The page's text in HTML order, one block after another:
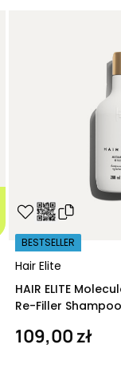
Hair Elite
BESTSELLER
HAIR ELITE
Re-Filler
109,00 zł